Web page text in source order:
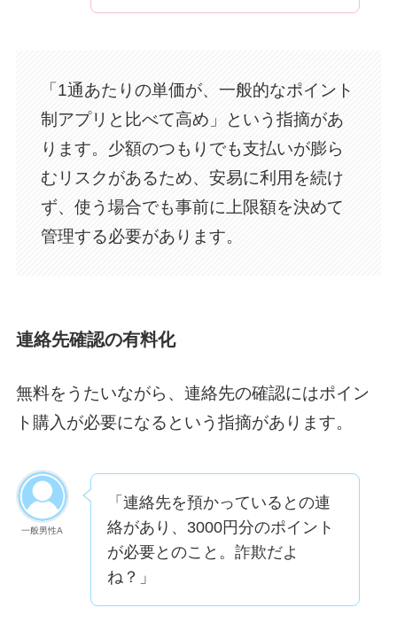
「1通あたりの単価が、一般的なポイント
制アプリと比べて高め」という指摘があ
ります。少額のつもりでも支払いが膨ら
むリスクがあるため、安易に利用を続け
ず、使う場合でも事前に上限額を決めて
管理する必要があります。
連絡先確認の有料化
無料をうたいながら、連絡先の確認にはポイン
ト購入が必要になるという指摘があります。
一般男性A
「連絡先を預かっているとの連
絡があり、3000円分のポイント
が必要とのこと。詐欺だよ
ね？」